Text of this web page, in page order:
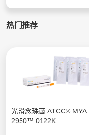
热门推荐
光滑念珠菌 ATCC® MYA-
2950™ 0122K